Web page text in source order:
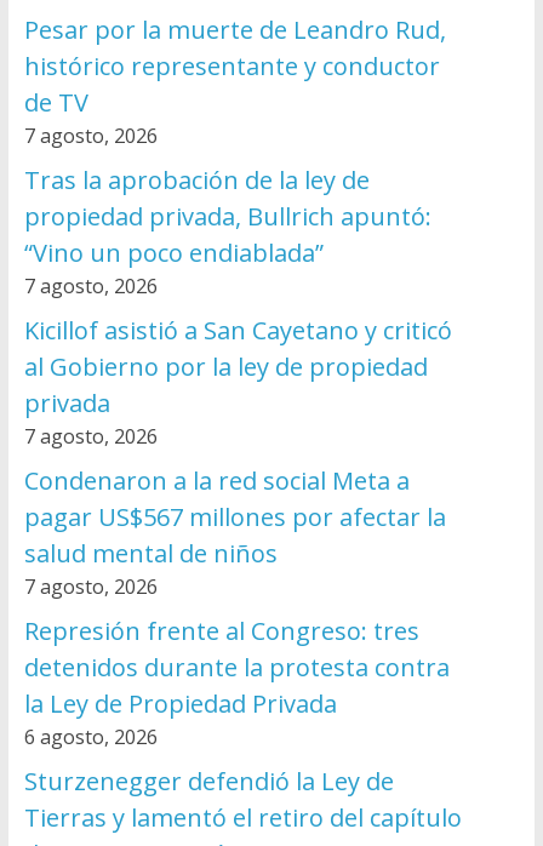
Pesar por la muerte de Leandro Rud,
histórico representante y conductor
de TV
7 agosto, 2026
Tras la aprobación de la ley de
propiedad privada, Bullrich apuntó:
“Vino un poco endiablada”
7 agosto, 2026
Kicillof asistió a San Cayetano y criticó
al Gobierno por la ley de propiedad
privada
7 agosto, 2026
Condenaron a la red social Meta a
pagar US$567 millones por afectar la
salud mental de niños
7 agosto, 2026
Represión frente al Congreso: tres
detenidos durante la protesta contra
la Ley de Propiedad Privada
6 agosto, 2026
Sturzenegger defendió la Ley de
Tierras y lamentó el retiro del capítulo